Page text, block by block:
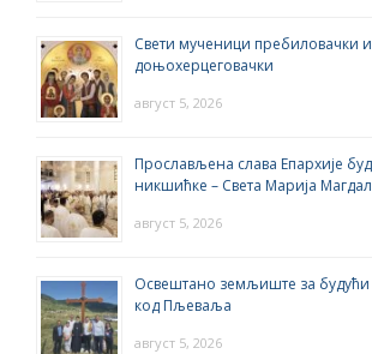
Свети мученици пребиловачки и
доњохерцеговачки
август 5, 2026
Прослављена слава Епархије
никшићке – Света Марија
август 5, 2026
Освештано земљиште за
код Пљеваља
август 5, 2026